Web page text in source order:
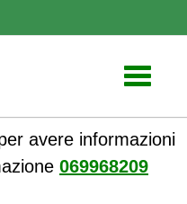
Toggle
avere informazioni
069968209